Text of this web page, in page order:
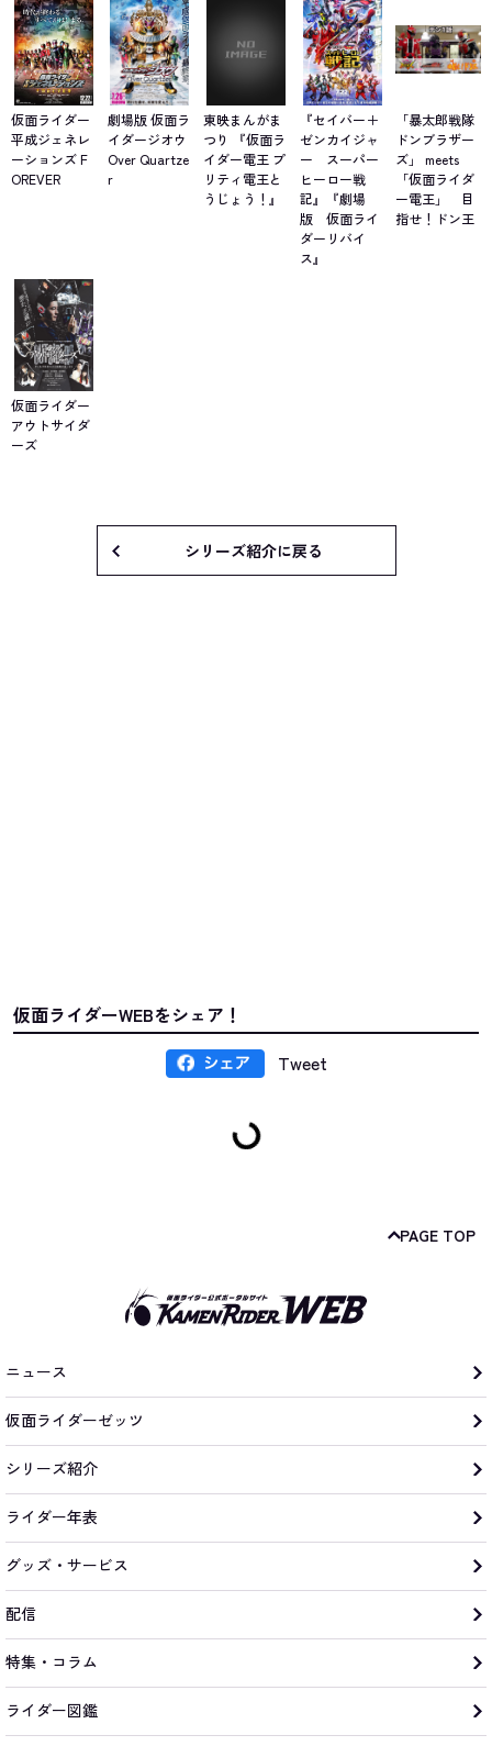
仮面ライダー
平成ジェネレ
ーションズ F
OREVER
劇場版 仮面ラ
イダージオウ
Over Quartze
r
東映まんがま
つり 『仮面ラ
イダー電王 プ
リティ電王と
うじょう！』
『セイバー＋
ゼンカイジャ
ー スーパー
ヒーロー戦
記』『劇場
版 仮面ライ
ダーリバイ
ス』
「暴太郎戦隊
ドンブラザー
ズ」 meets
「仮面ライダ
ー電王」 目
指せ！ドン王
仮面ライダー
アウトサイダ
ーズ
シリーズ紹介に戻る
仮面ライダーWEBをシェア！
Tweet
PAGE TOP
ニュース
仮面ライダーゼッツ
シリーズ紹介
ライダー年表
グッズ・サービス
配信
特集・コラム
ライダー図鑑